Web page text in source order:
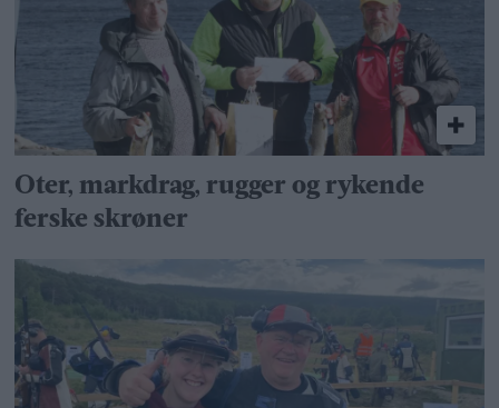
Oter, markdrag, rugger og rykende
ferske skrøner